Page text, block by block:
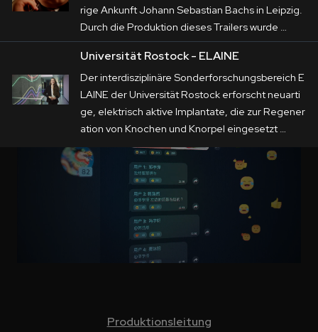
Produktionsleitung
rige Ankunft Johann Sebastian Bachs in Leipzig.
Durch die Produktion dieses Trailers wurde …
Universität Rostock - ELAINE
Der interdisziplinäre Sonderforschungsbereich E
LAINE der Universität Rostock erforscht neuarti
ge, elektrisch aktive Implantate, die zur Regener
ation von Knochen und Knorpel eingesetzt …
ACTech
Die ACTech GmbH ist Weltmarktführer im Rapid
Prototyping. Die verschiedenen Produktionsverf
ahren stehen im Zentrum der Filmproduktionen,
die LUMALENSCAPE im Auftrag …
Mein Traum, meine Geschichte
e kennen, erzählt LOOKSfilm in …